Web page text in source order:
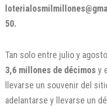
50.
Tan solo entre julio y
3,6 millones de décimos y
llevarse un souvenir del
adelantarse y llevarse un